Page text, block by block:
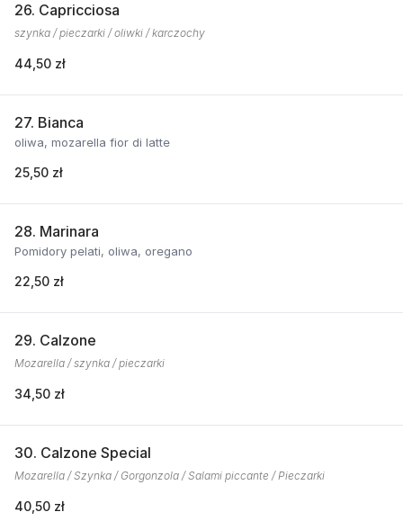
26. Capricciosa
szynka / pieczarki / oliwki / karczochy
44,50 zł
27. Bianca
oliwa, mozarella fior di latte
25,50 zł
28. Marinara
Pomidory pelati, oliwa, oregano
22,50 zł
29. Calzone
Mozarella / szynka / pieczarki
34,50 zł
30. Calzone Special
Mozarella / Szynka / Gorgonzola / Salami piccante / Pieczarki
40,50 zł